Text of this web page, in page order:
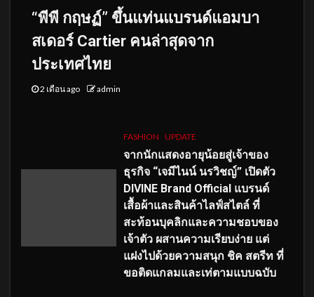
“พีพี กฤษฏ์” ขึ้นแท่นแบรนด์แอมบา
สเดอร์ Cartier คนล่าสุดจาก
ประเทศไทย
2 เดือน ago admin
FASHION UPDATE
จากนักแสดงอายุน้อยสู่เจ้าของ
ธุรกิจ “เจมีไนน์ นรวิชญ์” เปิดตัว
DIVINE Brand Official แบรนด์
เสื้อผ้าและสินค้าไลฟ์สไตล์ ที่
สะท้อนบุคลิกและความชอบของ
เจ้าตัว ผสานความเรียบง่าย แต่
แฝงไปด้วยความสนุก ชิค สตรีท ที่
ขอติดแกลมและเท่ตามแบบฉบับ